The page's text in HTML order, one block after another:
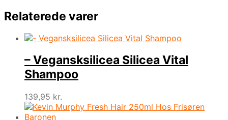
Relaterede varer
– Vegansksilicea Silicea Vital
Shampoo
139,95 kr.